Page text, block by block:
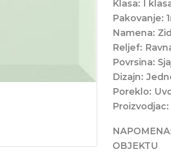
Klasa: I
Pakovanje:
Namena:
Reljef:
Povrsina:
Dizajn:
Poreklo:
OBJEKTU